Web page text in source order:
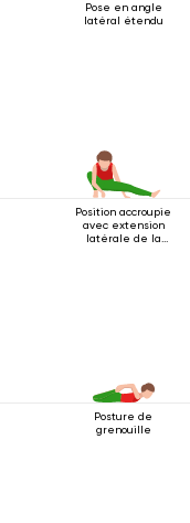
Pose en angle
latéral étendu
Position accroupie
avec extension
latérale de la
Posture de
grenouille